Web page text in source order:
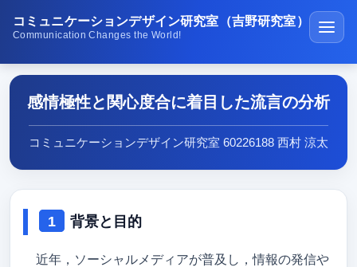
コミュニケーションデザイン研究室（吉野研究室）
Communication Changes the World!
ホーム
講義・演習
研究紹介
公開ソフトウェア
感情極性と関心度合に着目した流言の分析
コミュニケーションデザイン研究室 60226188 西村 涼太
背景と目的
近年，ソーシャルメディアが普及し，情報の発信や